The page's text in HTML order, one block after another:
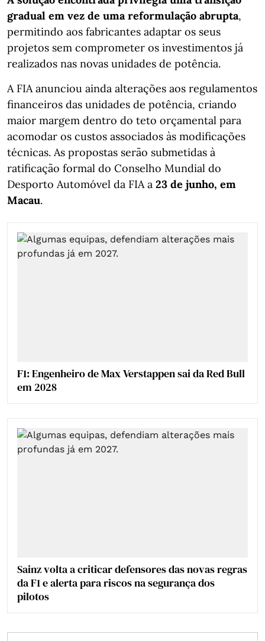
gradual em vez de uma reformulação abrupta,
permitindo aos fabricantes adaptar os seus
projetos sem comprometer os investimentos já
realizados nas novas unidades de potência.
A FIA anunciou ainda alterações aos regulamentos
financeiros das unidades de potência, criando
maior margem dentro do teto orçamental para
acomodar os custos associados às modificações
técnicas. As propostas serão submetidas à
ratificação formal do Conselho Mundial do
Desporto Automóvel da FIA a 23 de junho, em
Macau.
F1: Engenheiro de Max Verstappen sai da Red Bull
em 2028
Sainz volta a criticar defensores das novas regras
da F1 e alerta para riscos na segurança dos
pilotos